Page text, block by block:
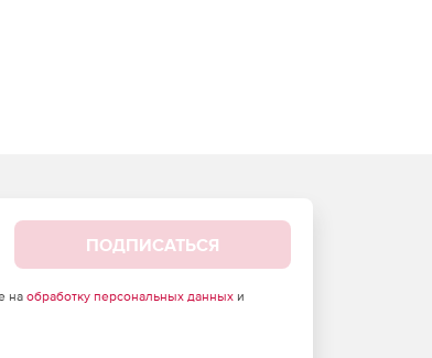
ПОДПИСАТЬСЯ
на обработку персональных данныхи